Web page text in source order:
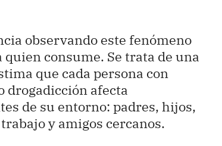
observando este fenómeno
consume. Se trata de una
que cada persona con
drogadicción afecta
de su entorno: padres, hijos,
y amigos cercanos.